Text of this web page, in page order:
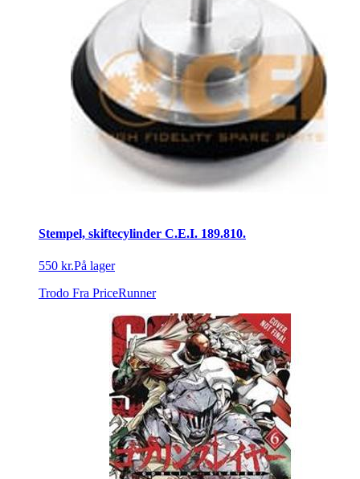
Stempel, skiftecylinder C.E.I. 189.810.
550 kr.På lager
Trodo Fra PriceRunner